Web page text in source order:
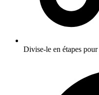
Divise-le en étapes pour